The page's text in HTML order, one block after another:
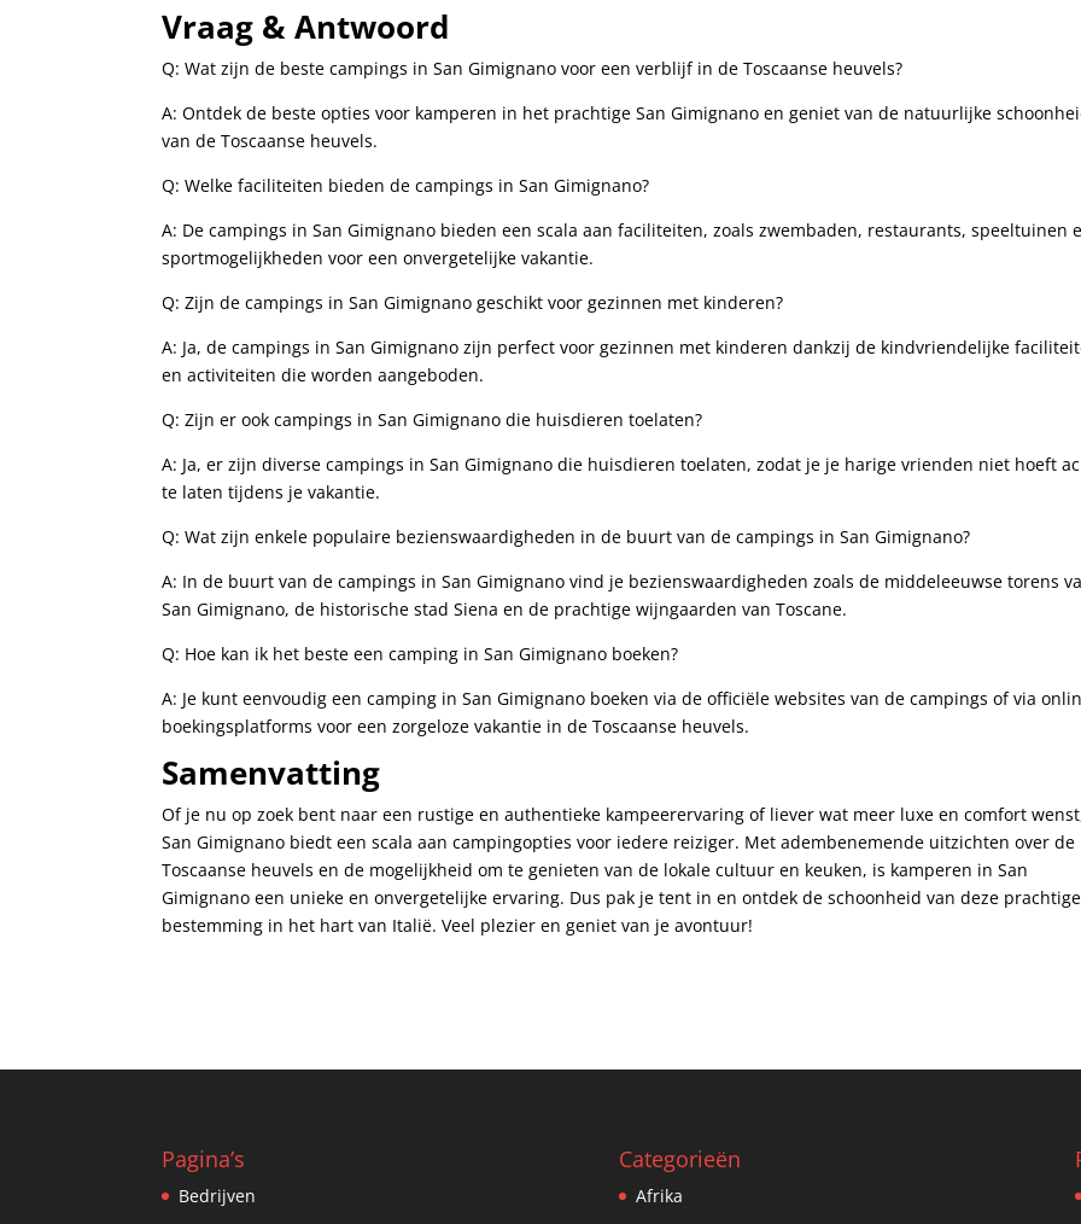
Vraag & Antwoord
Q:‌ Wat zijn de beste campings in San Gimignano voor een⁤ verblijf in de ​Toscaanse heuvels?
A: Ontdek ⁤de beste⁢ opties ⁣voor ⁤kamperen in het prachtige San Gimignano en geniet ‍van de natuurlijke
van de Toscaanse heuvels.
Q: Welke faciliteiten ⁤bieden de campings in​ San Gimignano?
A: De campings in San Gimignano bieden⁣ een ⁤scala aan faciliteiten, zoals zwembaden, restaurants, speeltuinen⁢
‌sportmogelijkheden voor een onvergetelijke vakantie.
Q: Zijn de campings in San ​Gimignano geschikt ⁣voor gezinnen met kinderen?
A: Ja, de campings​ in San Gimignano zijn perfect voor gezinnen⁢ met kinderen dankzij de kindvriendelijke
⁢en activiteiten die worden aangeboden.
Q: Zijn er ook campings in San Gimignano ⁣die huisdieren ‍toelaten?
A: Ja,‍ er zijn diverse campings in San Gimignano die huisdieren​ toelaten, zodat je je harige ⁢vrienden niet ⁤hoeft
te laten tijdens je vakantie.
Q: Wat zijn enkele populaire ‌bezienswaardigheden in de buurt van de campings in San Gimignano?
A: In ‍de buurt van ⁢de campings in San⁢ Gimignano vind je​ bezienswaardigheden zoals de middeleeuwse torens
San Gimignano, de‌ historische stad ​Siena en de prachtige wijngaarden van Toscane.
Q: Hoe kan ik het beste een⁢ camping in San Gimignano boeken?
A: Je kunt eenvoudig een camping in San Gimignano boeken via de officiële websites ​van de campings of via
boekingsplatforms voor een zorgeloze vakantie in de ⁤Toscaanse ​heuvels.
Samenvatting
Of je nu​ op zoek bent naar een rustige ⁢en authentieke kampeerervaring of liever wat meer luxe en comfort
San Gimignano biedt ​een scala aan campingopties voor iedere reiziger.⁣ Met adembenemende uitzichten over‌ de
Toscaanse heuvels en de mogelijkheid ⁢om te genieten van de lokale cultuur en keuken, is kamperen in San
Gimignano een unieke en onvergetelijke ervaring. Dus ​pak je⁣ tent in en ontdek de schoonheid van deze prachtige
bestemming in ​het hart van⁢ Italië. Veel plezier⁣ en geniet van⁣ je avontuur!
Pagina’s
Bedrijven
Categorieën
Afrika